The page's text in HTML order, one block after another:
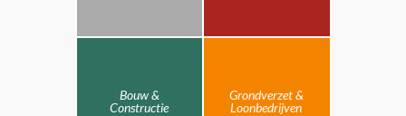
Bouw &
Constructie
Grondverzet &
Loonbedrijven